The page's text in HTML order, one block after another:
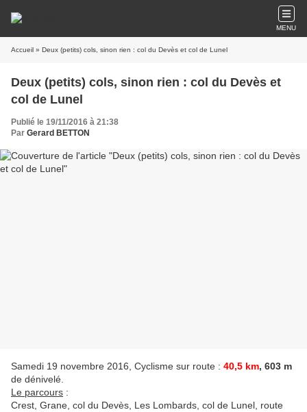
MENU
Accueil » Deux (petits) cols, sinon rien : col du Devès et col de Lunel
Deux (petits) cols, sinon rien : col du Devès et
col de Lunel
Publié le 19/11/2016 à 21:38
Par Gerard BETTON
Samedi 19 novembre 2016, Cyclisme sur route : 40,5 km, 603 m
de dénivelé.
Le parcours :
Crest, Grane, col du Devès, Les Lombards, col de Lunel, route